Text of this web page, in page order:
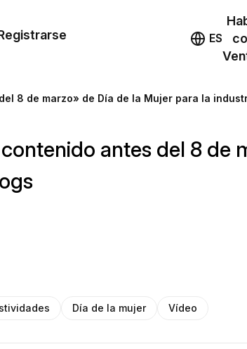
ES
8 de marzo» de Día de la Mujer para la
antes del 8 de
Día de la mujer Vídeo